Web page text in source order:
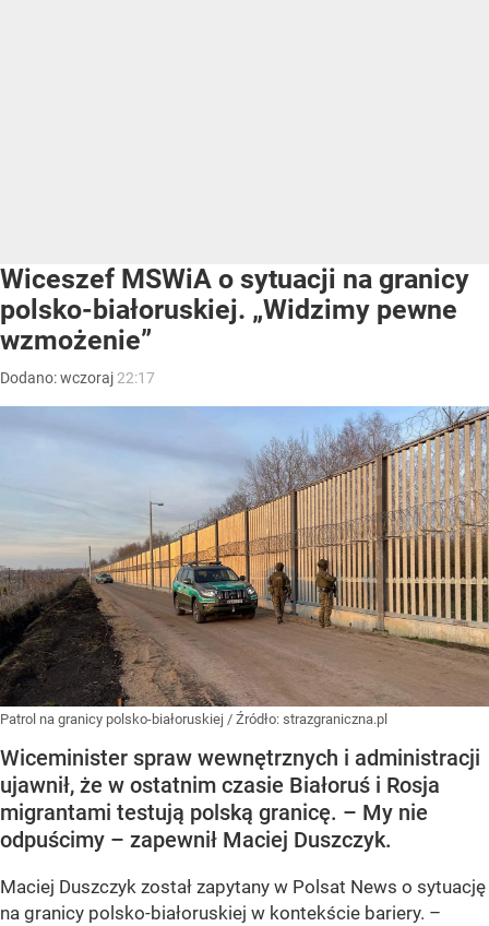
Wiceszef MSWiA o sytuacji na granicy
polsko-białoruskiej. „Widzimy pewne
wzmożenie”
Dodano:wczoraj 22:17
Patrol na granicy polsko-białoruskiej / Źródło: strazgraniczna.pl
Wiceminister spraw wewnętrznych i administracji
ujawnił, że w ostatnim czasie Białoruś i Rosja
migrantami testują polską granicę. – My nie
odpuścimy – zapewnił Maciej Duszczyk.
Maciej Duszczyk został zapytany w Polsat News o sytuację
na granicy polsko-białoruskiej w kontekście bariery. –